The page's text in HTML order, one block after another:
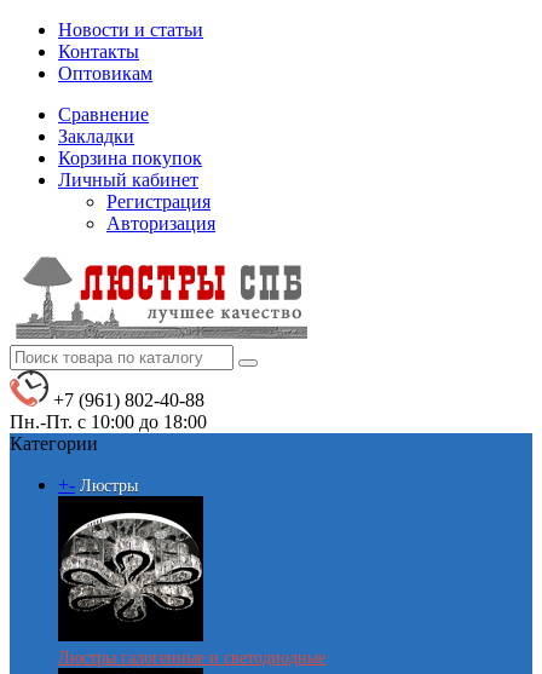
Новости и статьи
Контакты
Оптовикам
Сравнение
Закладки
Корзина покупок
Личный кабинет
Регистрация
Авторизация
+7 (961) 802-40-88
Пн.-Пт. с 10:00 до 18:00
Категории
+- Люстры
Люстры галогенные и светодиодные